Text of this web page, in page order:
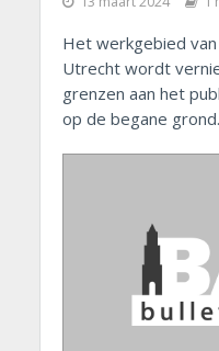
Het werkgebied
Utrecht wordt
grenzen aan het
op de begane